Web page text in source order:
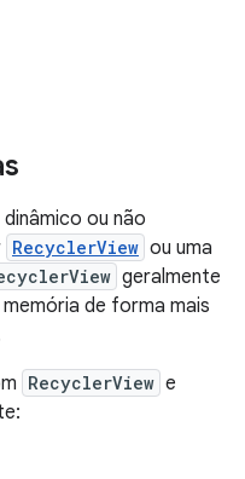
ou não
RecyclerView ou uma
geralmente
de forma mais
RecyclerView e